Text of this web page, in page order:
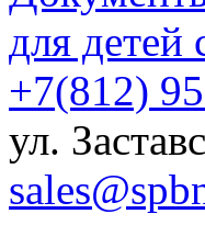
для
+7(812)
ул.